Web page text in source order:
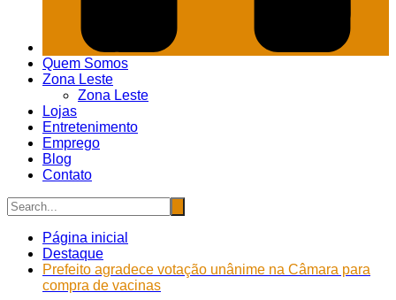
Quem Somos
Zona Leste
Zona Leste
Lojas
Entretenimento
Emprego
Blog
Contato
Página inicial
Destaque
Prefeito agradece votação unânime na Câmara para
compra de vacinas